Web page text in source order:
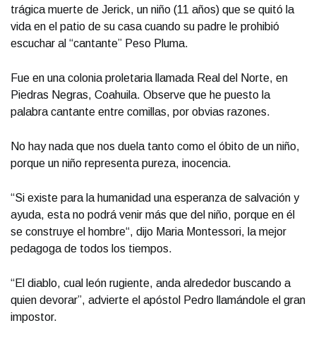
trágica muerte de Jerick, un niño (11 años) que se quitó la
vida en el patio de su casa cuando su padre le prohibió
escuchar al “cantante” Peso Pluma.
Fue en una colonia proletaria llamada Real del Norte, en
Piedras Negras, Coahuila. Observe que he puesto la
palabra cantante entre comillas, por obvias razones.
No hay nada que nos duela tanto como el óbito de un niño,
porque un niño representa pureza, inocencia.
“Si existe para la humanidad una esperanza de salvación y
ayuda, esta no podrá venir más que del niño, porque en él
se construye el hombre“, dijo Maria Montessori, la mejor
pedagoga de todos los tiempos.
“El diablo, cual león rugiente, anda alrededor buscando a
quien devorar”, advierte el apóstol Pedro llamándole el gran
impostor.